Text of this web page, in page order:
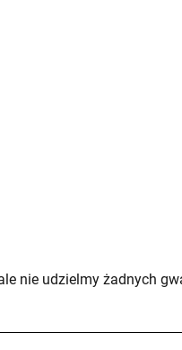
nie udzielmy żadnych